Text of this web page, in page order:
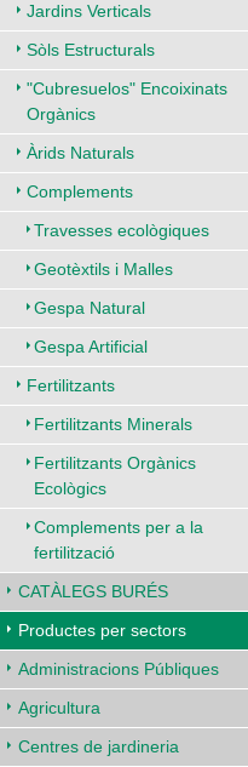
Jardins Verticals
Sòls Estructurals
"Cubresuelos" Encoixinats
Orgànics
Àrids Naturals
Complements
Travesses ecològiques
Geotèxtils i Malles
Gespa Natural
Gespa Artificial
Fertilitzants
Fertilitzants Minerals
Fertilitzants Orgànics
Ecològics
Complements per a la
fertilització
CATÀLEGS BURÉS
Productes per sectors
Administracions Públiques
Agricultura
Centres de jardineria